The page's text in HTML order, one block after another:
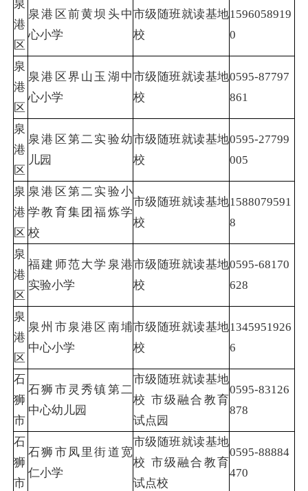
泉
港
区
泉港区前黄坝头中
心小学
市级随班就读基地
校
1596058919
0
泉
港
区
泉港区界山玉湖中
心小学
市级随班就读基地
校
0595-87797
861
泉
港
区
泉港区第二实验幼
儿园
市级随班就读基地
校
0595-27799
005
泉
港
区
泉港区第二实验小
学教育集团福炼学
校
市级随班就读基地
校
1588079591
8
泉
港
区
福建师范大学泉港
实验小学
市级随班就读基地
校
0595-68170
628
泉
港
区
泉州市泉港区南埔
中心小学
市级随班就读基地
校
1345951926
6
石
狮
市
石狮市灵秀镇第二
中心幼儿园
市级随班就读基地
校 市级融合教育
试点园
0595-83126
878
石
狮
市
石狮市凤里街道宽
仁小学
市级随班就读基地
校 市级融合教育
试点校
0595-88884
470